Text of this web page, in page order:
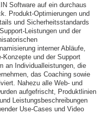
Software auf ein durchaus
Produkt-Optimierungen und
und Sicherheitsstandards
Leistungen und der
interner Abläufe,
Konzepte und der Support
an Individualleistungen, die
das Coaching sowie
Nahezu alle Web- und
aufgefrischt, Produktlinien
Leistungsbeschreibungen
Use-Cases und Video